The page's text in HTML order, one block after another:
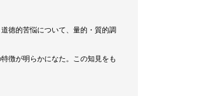
徳的苦悩について、量的・質的調
徴が明らかになた。この知見をも